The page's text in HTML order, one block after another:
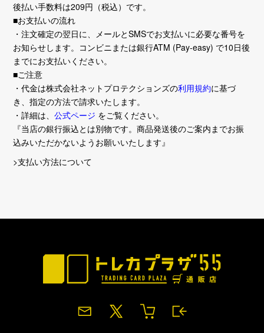
後払い手数料は209円（税込）です。
■お支払いの流れ
・注文確定の翌日に、メールとSMSでお支払いに必要な番号を
お知らせします。コンビニまたは銀行ATM (Pay-easy) で10日後
までにお支払いください。
■ご注意
・代金は株式会社ネットプロテクションズの利用規約に基づ
き、指定の方法で請求いたします。
・詳細は、公式ページ をご覧ください。
『当店の銀行振込とは別物です。商品発送後のご案内までお振
込みいただかないようお願いいたします』
>支払い方法について